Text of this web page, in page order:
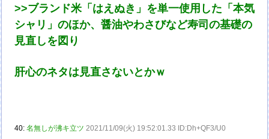
>>ブランド米「はえぬき」を単一使用した「本気
シャリ」のほか、醤油やわさびなど寿司の基礎の
見直しを図り
肝心のネタは見直さないとかｗ
40:名無しが沸キ立ツ 2021/11/09(火) 19:52:01.33 ID:Dh+QF3/U0